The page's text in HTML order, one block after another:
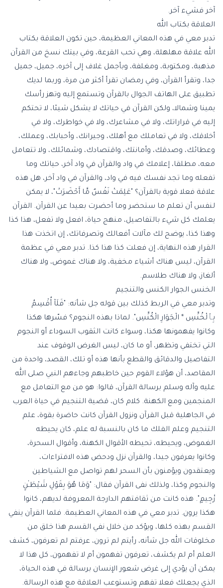
آخر فشيء آخر.
العلاقة بكتاب الله
تدبر معي في هذه المعاني العظيمة، حين تكون العلاقة بكتاب
الله علاقة مهلهلة، وهي تحب القرعة، وفي بيتك نسخ من القرآن
مذهبة، ومكتوبة، ومغلفة، وبأجمل غلاف إلى آخره، جميل، جميل
جدا، وتقرأ القرآن، وفي رمضان تقرأ أكثر من مرة، وربما لديك
تطبيق على الهاتف الجوال بالقرآن وتستمع إليه وتهز رأسك
يمينا وشمالا، ولكن القرآن في حياتك لا يشكل شيئا، لا تحتكم
إليه في قراراتك، ولا في مشاعرك، ولا في خواطرك، ولا في
أخلاقك، ولا في تعاملك مع أهلك، وجيرانك، وأحبابك، وعملك،
وعطائك، وصدقك، وأمانتك، واقتصادك، وشمائلك، ولا تتعامل
معه، مطلقا، إعلامك في واد والقرآن في واد آخر، حياتك وما
تفعله وما تجد نفسك فيه في واد، والقرآن في واد آخر، هل هذه
علاقة فعلا قوية بالقرآن؟ "عَلِمَتْ نَفْسٌ مَّا أَحْضَرَتْ"، لا يمكن
لنفس أن تعلم ما ستحضر وما أحضرت بعيدا عن القرآن. القرآن
يعلمك كل شيء بالتفاصيل، منهج حياة، افعل ولا تفعل، هذا كذا
وهذا كذا، يوضح لك مآلات أفعالك وتصرفاتك، إن اتخذت هذا
القرار هذه النهاية، إن فعلت كذا هذا كذا. تدبر معي في عظمة
القرآن، ليس هناك أشياء مخفية، ولا هناك غموض، ولا هناك
ألغاز، ولا هناك طلاسم.
الخنس الجوار الكنس والتنجيم
وتدبر معي في الربط كذلك بين قوله جل شأنه: "فَلَآ أُقْسِمُ
بِٱلْخُنَّسِ * الْجَوَارِ الْكُنَّسِ". لماذا بهذه النجوم؟ فسّرها هكذا
وكانوا يفهمونها هكذا، وسواء كانت الثقوب السوداء أو النجوم
التي تختفي وتظهر، أو ما كان، ليس الغرض الوقوف عند
التفاصيل والدقائق والقطع بأنها هذه أو تلك، القصد، واحدة من
المقاصد، أن هؤلاء القوم حين خاطبهم وجاءهم النبي صلى الله
عليه وآله وسلم برسالة القرآن، قالوا: هو من مع التعامل مع
المنجمين ومع الكهنة. كلام كان، قضية التنجيم في حياة العرب
في الجاهلية قبل القرآن ونزول القرآن كانت حاضرة بقوة، علم
التنجيم وعلم الفلك ما كان بالنسبة له علم، كان يحيطه
الغموض، ويحيطه، تحيطه الأقوال الكهنة، وأقوال السحرة،
وكانوا يعرفون جيدا، والقرآن نزل ودحض هذه الافتراءات،
ويعتقدون ويؤمنون بأن السحر لهم تواصل مع الشياطين
والنجوم وكذا، ولذلك نفى القرآن فقال: "وَمَا هُوَ بِقَوْلِ شَيْطَـٰنٍ
رَّجِيمٍ". هذه كانت من ثقافتهم الدارجة المعروفة لديهم، كانوا
هكذا يرون. تدبر معي في هذه المعاني العظيمة. فلما القرآن ينفي
القسم بهذه كلها، ويؤكد من خلال نفي القسم هذا خلق من
مخلوقات الله جل شأنه، رأيتم لم ترون، عرفتم لم تعرفون، كشف
العلم أم لم يكشف، تعرفون تفهمون أم لا تفهمون، كل هذا لا
يمكن أن يؤدي إلى غرض شعور الإنسان برسالة في هذه الحياة،
الذي يجعلك فعلا تفهم وتستوعب العلاقة مع هذه الرسالة.